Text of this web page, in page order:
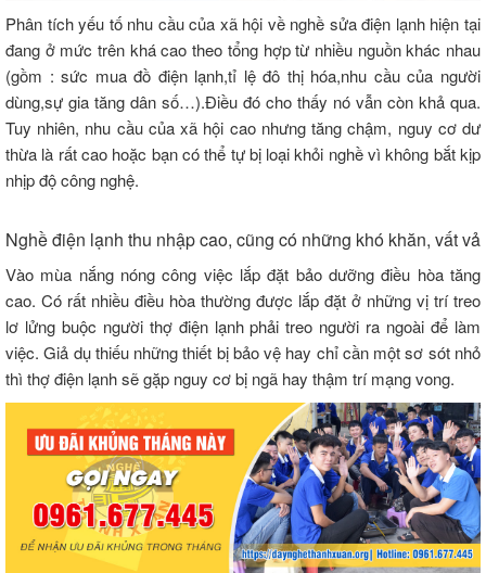
Phân tích yếu tố nhu cầu của xã hội về nghề sửa điện lạnh hiện tại
đang ở mức trên khá cao theo tổng hợp từ nhiều nguồn khác nhau
(gồm : sức mua đồ điện lạnh,tỉ lệ đô thị hóa,nhu cầu của người
dùng,sự gia tăng dân số…).Điều đó cho thấy nó vẫn còn khả qua.
Tuy nhiên, nhu cầu của xã hội cao nhưng tăng chậm, nguy cơ dư
thừa là rất cao hoặc bạn có thể tự bị loại khỏi nghề vì không bắt kịp
nhịp độ công nghệ.
Nghề điện lạnh thu nhập cao, cũng có những khó khăn, vất vả
Vào mùa nắng nóng công việc lắp đặt bảo dưỡng điều hòa tăng
cao. Có rất nhiều điều hòa thường được lắp đặt ở những vị trí treo
lơ lửng buộc người thợ điện lạnh phải treo người ra ngoài để làm
việc. Giả dụ thiếu những thiết bị bảo vệ hay chỉ cần một sơ sót nhỏ
thì thợ điện lạnh sẽ gặp nguy cơ bị ngã hay thậm trí mạng vong.